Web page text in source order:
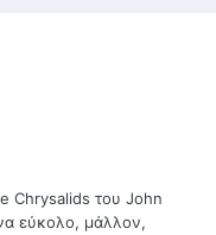
Chrysalids του John
εύκολο, μάλλον,